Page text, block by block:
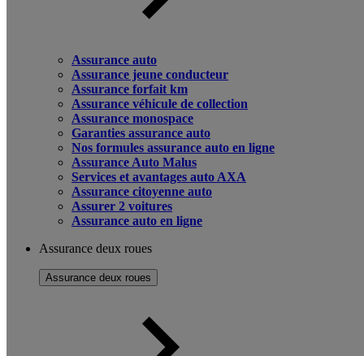
Assurance auto
Assurance jeune conducteur
Assurance forfait km
Assurance véhicule de collection
Assurance monospace
Garanties assurance auto
Nos formules assurance auto en ligne
Assurance Auto Malus
Services et avantages auto AXA
Assurance citoyenne auto
Assurer 2 voitures
Assurance auto en ligne
Assurance deux roues
Assurance deux roues